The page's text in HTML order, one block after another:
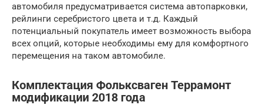
автомобиля предусматривается система автопарковки,
рейлинги серебристого цвета и т.д. Каждый
потенциальный покупатель имеет возможность выбора
всех опций, которые необходимы ему для комфортного
перемещения на таком автомобиле.
Комплектация Фольксваген Террамонт
модификации 2018 года